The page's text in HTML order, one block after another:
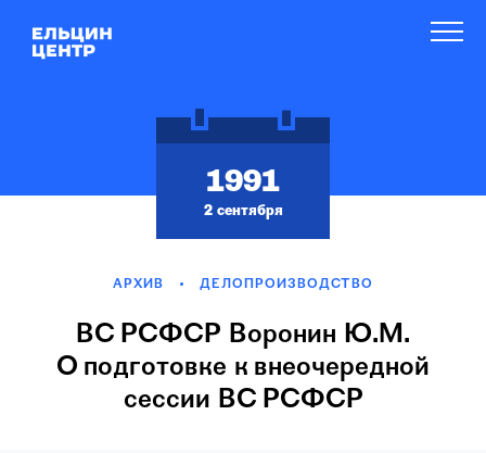
1991
2 сентября
АРХИВ ДЕЛОПРОИЗВОДСТВО
ВС РСФСР Воронин Ю.М.
О подготовке к внеочередной
сессии ВС РСФСР